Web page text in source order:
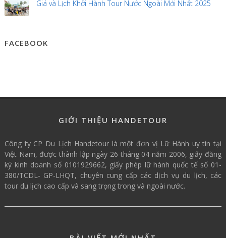
Giá và Lịch Khởi Hành Tour Nước Ngoài Mới Nhất 2025
FACEBOOK
GIỚI THIỆU HANDETOUR
Công ty CP Du Lịch Handetour là một đơn vị Lữ Hành uy tín tại
Việt Nam, được thành lập ngày 26 tháng 04 năm 2006, giấy đăng
ký kinh doanh số 0101929662, giấy phép lữ hành quốc tế số 01-
380/TCDL- GP-LHQT, chuyên cung cấp các dịch vụ du lịch, các
tour du lịch cao cấp và sang trọng trong và ngoài nước.